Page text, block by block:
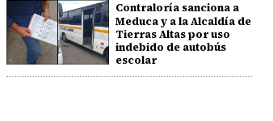
Contraloría sanciona a
Meduca y a la Alcaldía de
Tierras Altas por uso
indebido de autobús
escolar